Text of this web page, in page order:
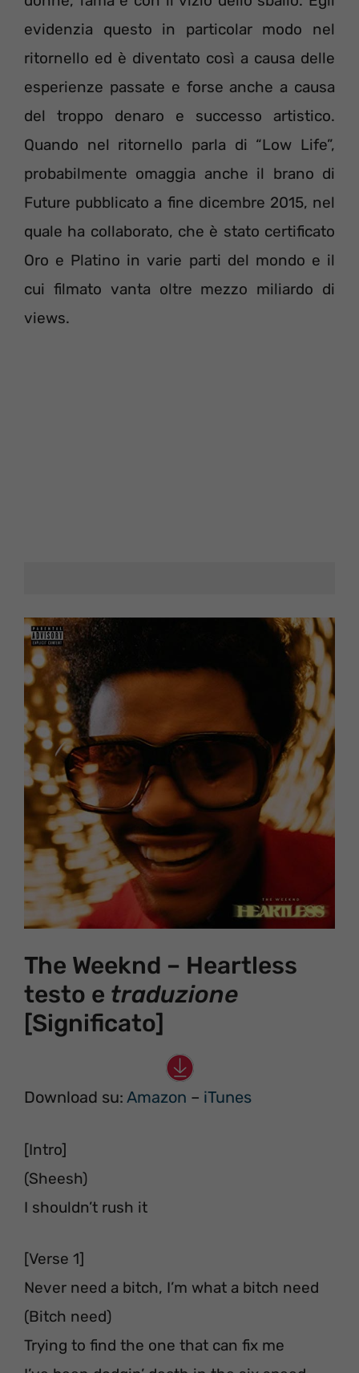
evidenzia questo in particolar modo nel
ritornello ed è diventato così a causa delle
esperienze passate e forse anche a causa
del troppo denaro e successo artistico.
Quando nel ritornello parla di “Low Life”,
probabilmente omaggia anche il brano di
Future pubblicato a fine dicembre 2015, nel
quale ha collaborato, che è stato certificato
Oro e Platino in varie parti del mondo e il
cui filmato vanta oltre mezzo miliardo di
views.
The Weeknd – Heartless
testo e traduzione
[Significato]
Download su: Amazon – iTunes
[Intro]
(Sheesh)
I shouldn’t rush it
[Verse 1]
Never need a bitch, I’m what a bitch need
(Bitch need)
Trying to find the one that can fix me